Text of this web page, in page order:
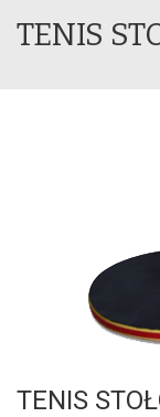
TENIS
TENIS